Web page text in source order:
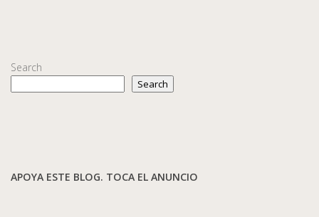
Search
Search
APOYA ESTE BLOG. TOCA EL ANUNCIO